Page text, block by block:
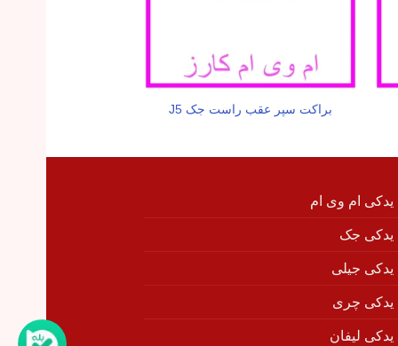
براکت سپر عقب راست جک J5
یدکی ام وی ام
یدکی جک
یدکی جیلی
یدکی چری
یدکی لیفان